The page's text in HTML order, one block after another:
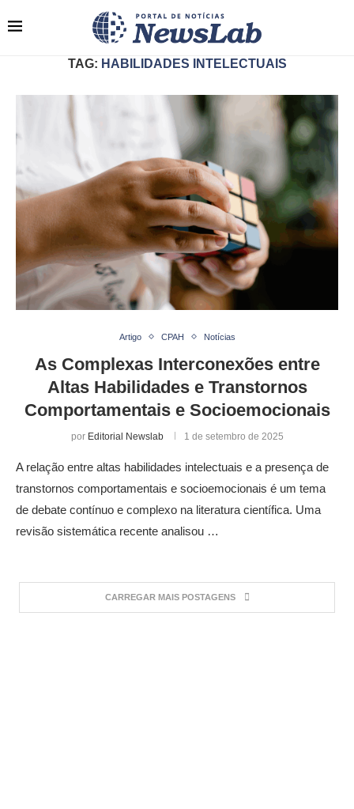
TAG: HABILIDADES INTELECTUAIS
Artigo CPAH Notícias
As Complexas Interconexões entre
Altas Habilidades e Transtornos
Comportamentais e Socioemocionais
por Editorial Newslab 1 de setembro de 2025
A relação entre altas habilidades intelectuais e a presença de
transtornos comportamentais e socioemocionais é um tema
de debate contínuo e complexo na literatura científica. Uma
revisão sistemática recente analisou …
CARREGAR MAIS POSTAGENS